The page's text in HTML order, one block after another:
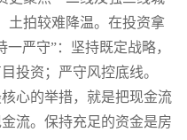
土拍较难降温。在投资拿
严守”：坚持既定战略，
投资；严守风控底线。
心的举措，就是把现金流
流。保持充足的资金是房